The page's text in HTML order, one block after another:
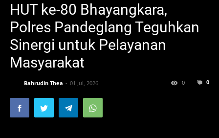
HUT ke-80 Bhayangkara,
Polres Pandeglang Teguhkan
Sinergi untuk Pelayanan
Masyarakat
Bahrudin Thea 01 Jul, 2026 0
0